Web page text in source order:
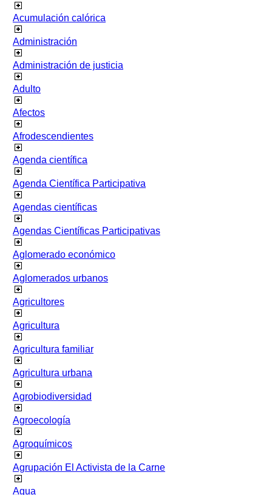
Acumulación calórica
Administración
Administración de justicia
Adulto
Afectos
Afrodescendientes
Agenda científica
Agenda Científica Participativa
Agendas científicas
Agendas Científicas Participativas
Aglomerado económico
Aglomerados urbanos
Agricultores
Agricultura
Agricultura familiar
Agricultura urbana
Agrobiodiversidad
Agroecología
Agroquímicos
Agrupación El Activista de la Carne
Agua